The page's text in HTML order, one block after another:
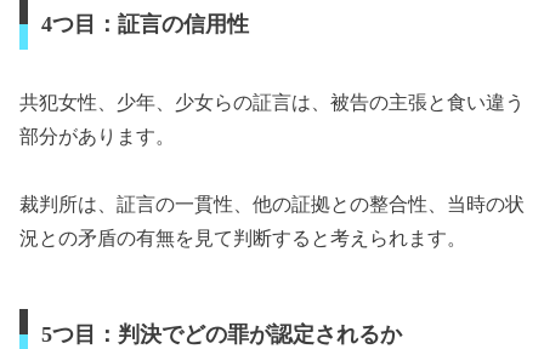
4つ目：証言の信用性
共犯女性、少年、少女らの証言は、被告の主張と食い違う
部分があります。
裁判所は、証言の一貫性、他の証拠との整合性、当時の状
況との矛盾の有無を見て判断すると考えられます。
5つ目：判決でどの罪が認定されるか